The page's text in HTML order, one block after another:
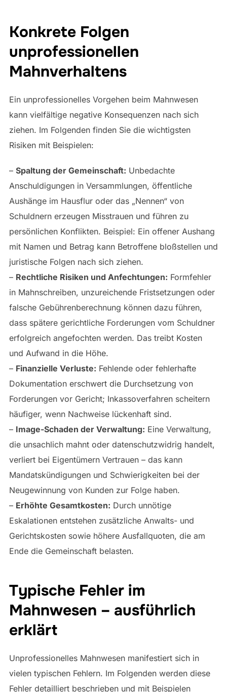
Konkrete Folgen
unprofessionellen
Mahnverhaltens
Ein unprofessionelles Vorgehen beim Mahnwesen
kann vielfältige negative Konsequenzen nach sich
ziehen. Im Folgenden finden Sie die wichtigsten
Risiken mit Beispielen:
– Spaltung der Gemeinschaft: Unbedachte
Anschuldigungen in Versammlungen, öffentliche
Aushänge im Hausflur oder das „Nennen“ von
Schuldnern erzeugen Misstrauen und führen zu
persönlichen Konflikten. Beispiel: Ein offener Aushang
mit Namen und Betrag kann Betroffene bloßstellen und
juristische Folgen nach sich ziehen.
– Rechtliche Risiken und Anfechtungen: Formfehler
in Mahnschreiben, unzureichende Fristsetzungen oder
falsche Gebührenberechnung können dazu führen,
dass spätere gerichtliche Forderungen vom Schuldner
erfolgreich angefochten werden. Das treibt Kosten
und Aufwand in die Höhe.
– Finanzielle Verluste: Fehlende oder fehlerhafte
Dokumentation erschwert die Durchsetzung von
Forderungen vor Gericht; Inkassoverfahren scheitern
häufiger, wenn Nachweise lückenhaft sind.
– Image-Schaden der Verwaltung: Eine Verwaltung,
die unsachlich mahnt oder datenschutzwidrig handelt,
verliert bei Eigentümern Vertrauen – das kann
Mandatskündigungen und Schwierigkeiten bei der
Neugewinnung von Kunden zur Folge haben.
– Erhöhte Gesamtkosten: Durch unnötige
Eskalationen entstehen zusätzliche Anwalts- und
Gerichtskosten sowie höhere Ausfallquoten, die am
Ende die Gemeinschaft belasten.
Typische Fehler im
Mahnwesen – ausführlich
erklärt
Unprofessionelles Mahnwesen manifestiert sich in
vielen typischen Fehlern. Im Folgenden werden diese
Fehler detailliert beschrieben und mit Beispielen